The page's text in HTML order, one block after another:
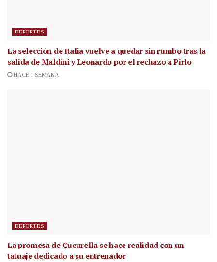
DEPORTES
La selección de Italia vuelve a quedar sin rumbo tras la
salida de Maldini y Leonardo por el rechazo a Pirlo
HACE 1 SEMANA
DEPORTES
La promesa de Cucurella se hace realidad con un
tatuaje dedicado a su entrenador